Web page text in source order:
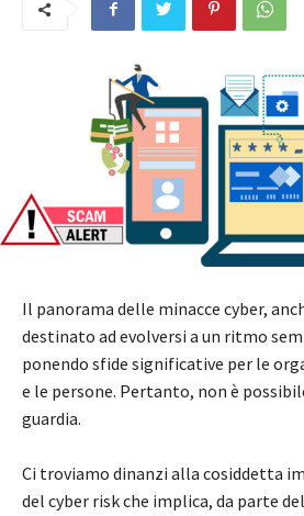
Il panorama delle minacce cyber,
destinato ad evolversi a un ritmo
ponendo sfide significative per le
e le persone. Pertanto, non è
guardia.
Ci troviamo dinanzi alla cosiddetta
del cyber risk che implica, da parte